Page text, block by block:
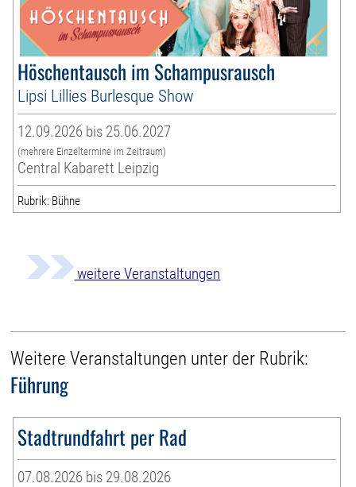
Höschentausch im Schampusrausch
Lipsi Lillies Burlesque Show
12.09.2026 bis 25.06.2027
(mehrere Einzeltermine im Zeitraum)
Central Kabarett Leipzig
Rubrik: Bühne
weitere Veranstaltungen
Weitere Veranstaltungen unter der Rubrik:
Führung
Stadtrundfahrt per Rad
07.08.2026 bis 29.08.2026